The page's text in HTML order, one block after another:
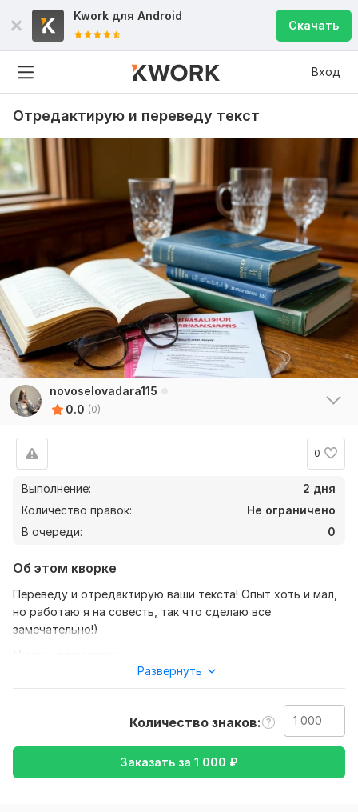
Kwork для Android
Скачать
Вход
Отредактирую и переведу текст
novoselovadara115
0.0 (0)
0
Выполнение:
2 дня
Количество правок:
Не ограничено
В очереди:
0
Об этом кворке
Переведу и отредактирую ваши текста! Опыт хоть и мал,
но работаю я на совесть, так что сделаю все
замечательно!)
В первую очередь я требую понимание со стороны
цену я говорю после того как вы скинете мне текст на
Развернуть
Количество знаков
Заказать за 1 000 ₽